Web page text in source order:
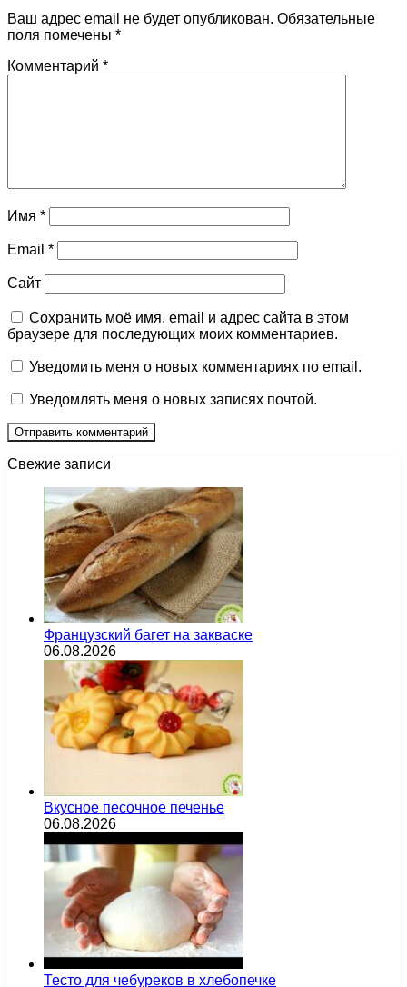
Ваш адрес email не будет опубликован. Обязательные
поля помечены *
Комментарий *
Имя *
Email *
Сайт
Сохранить моё имя, email и адрес сайта в этом
браузере для последующих моих комментариев.
Уведомить меня о новых комментариях по email.
Уведомлять меня о новых записях почтой.
Свежие записи
Французский багет на закваске
06.08.2026
Вкусное песочное печенье
06.08.2026
Тесто для чебуреков в хлебопечке